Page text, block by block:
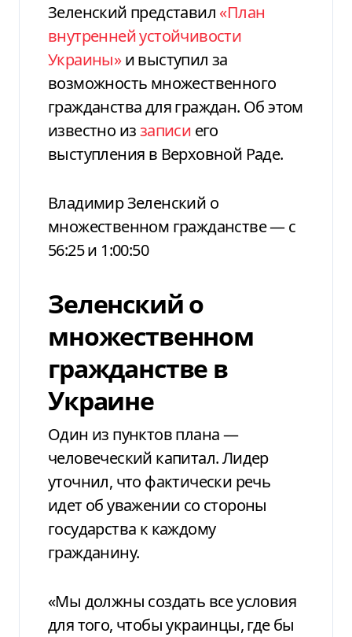
Зеленский представил «План
внутренней устойчивости
Украины»и выступил за
возможность множественного
гражданства для граждан. Об этом
известно иззаписи его
выступления в Верховной Раде.
Владимир Зеленский о
множественном гражданстве — с
56:25 и 1:00:50
Зеленский о
множественном
гражданстве в
Украине
Один из пунктов плана —
человеческий капитал. Лидер
уточнил, что фактически речь
идет об уважении со стороны
государства к каждому
гражданину.
«Мы должны создать все условия
для того, чтобы украинцы, где бы